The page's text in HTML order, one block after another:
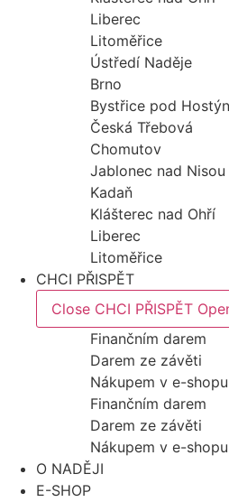
Liberec
Litoměřice
Ústředí Naděje
Brno
Bystřice pod
Česká Třebová
Chomutov
Jablonec nad Nisou
Kadaň
Klášterec nad Ohří
Liberec
Litoměřice
CHCI PŘISPĚT
Close CHCI PŘISPĚT
Finančním darem
Darem ze závěti
Nákupem v e-
Finančním darem
Darem ze závěti
Nákupem v e-
O NADĚJI
E-SHOP